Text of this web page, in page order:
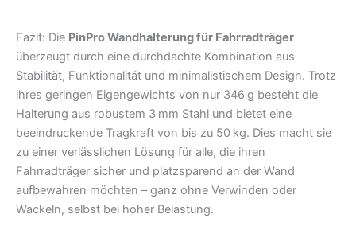
Fazit: Die PinPro Wandhalterung für Fahrradträger
überzeugt durch eine durchdachte Kombination aus
Stabilität, Funktionalität und minimalistischem Design. Trotz
ihres geringen Eigengewichts von nur 346 g besteht die
Halterung aus robustem 3 mm Stahl und bietet eine
beeindruckende Tragkraft von bis zu 50 kg. Dies macht sie
zu einer verlässlichen Lösung für alle, die ihren
Fahrradträger sicher und platzsparend an der Wand
aufbewahren möchten – ganz ohne Verwinden oder
Wackeln, selbst bei hoher Belastung.